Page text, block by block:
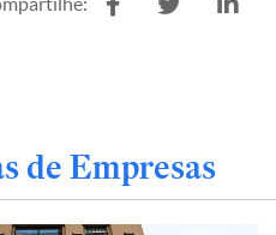
de Empresas